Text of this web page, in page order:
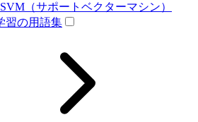
SVM（サポートベクターマシン）
習の用語集